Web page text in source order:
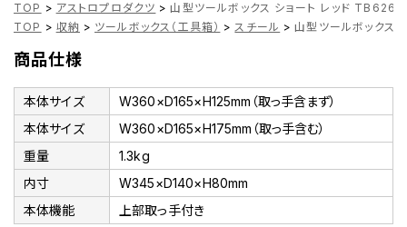
TOP > アストロプロダクツ > 山型ツールボックス ショート レッド TB626
TOP > 収納 > ツールボックス（工具箱） > スチール > 山型ツールボックス
商品仕様
本体サイズ
W360×D165×H125mm（取っ手含まず）
本体サイズ
W360×D165×H175mm（取っ手含む）
重量
1.3kg
内寸
W345×D140×H80mm
本体機能
上部取っ手付き